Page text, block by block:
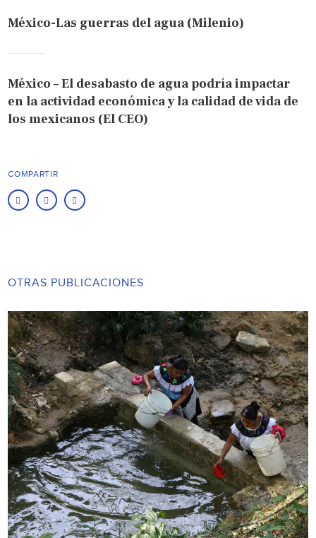
México-Las guerras del agua (Milenio)
México – El desabasto de agua podría impactar
en la actividad económica y la calidad de vida de
los mexicanos (El CEO)
COMPARTIR
OTRAS PUBLICACIONES